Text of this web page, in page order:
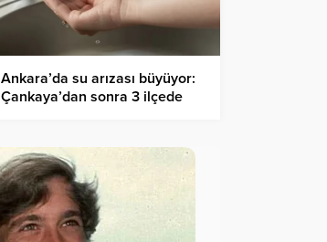
Ankara’da su arızası büyüyor:
Çankaya’dan sonra 3 ilçede